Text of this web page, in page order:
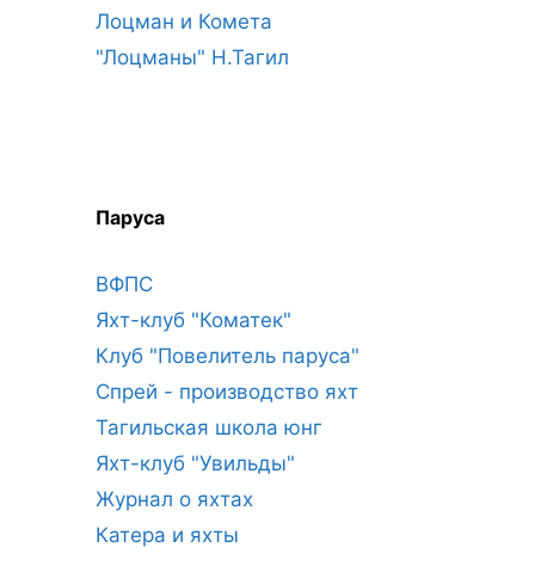
Лоцман и Комета
"Лоцманы" Н.Тагил
Паруса
ВФПС
Яхт-клуб "Коматек"
Клуб "Повелитель паруса"
Спрей - производство яхт
Тагильская школа юнг
Яхт-клуб "Увильды"
Журнал о яхтах
Катера и яхты